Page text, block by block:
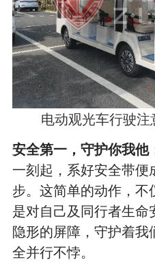
电动观光车行驶注
安全第一，守护你我他
一刻起，系好安全带
步。这简单的动作，
是对自己及同行者生
隐形的屏障，守护着
全并行不悖。